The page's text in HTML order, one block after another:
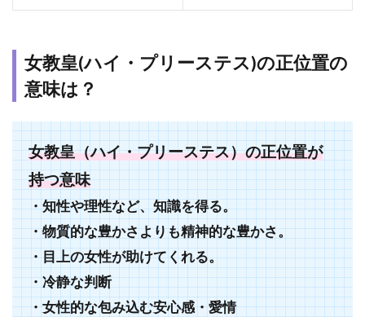
っ
と
詳
く
知
り
た
い
な
4.1
タロ
ット
占い
女教皇(ハイ・プリーステス)の正位置の
意味は？
女教皇（ハイ・プリーステス）の正位置が
持つ意味
・知性や理性など、知識を得る。
・物質的な豊かさよりも精神的な豊かさ。
・目上の女性が助けてくれる。
・冷静な判断
・女性的な包み込む安心感・愛情